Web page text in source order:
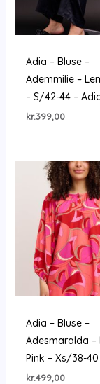
Adia – Bluse –
Ademmilie –
– S/42-44 –
kr.399,00
Adia – Bluse –
Adesmaralda –
Pink – Xs/38-
kr.499,00